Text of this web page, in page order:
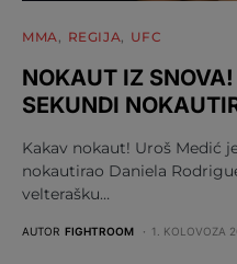
MMA REGIJA UFC
NOKAUT IZ
SEKUNDI
Kakav nokaut! Uroš Medić
nokautirao Daniela
velterašku…
AUTOR FIGHTROOM 1. KOLOVOZA